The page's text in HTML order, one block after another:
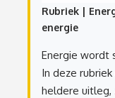
Rubriek |
energie
Energie wordt
In deze
heldere uitleg,